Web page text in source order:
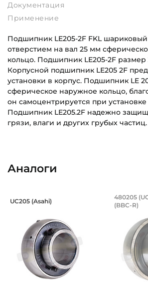
Применение
Документация
Подшипник LE205-2F FKL
отверстием на вал 25 мм
кольцо. Подшипник LE205-2F размер
Корпусной подшипник LE205 2F
установки в корпус. Подшипник LE
сферическое наружное кольцо,
он самоцентрируется при установке
Подшипник LE205.2F надежно
грязи, влаги и других грубых частиц.
Наружный диаметр (D):
Ширина внутреннего кольца (B):
Ширина наружного кольца (С):
15 мм
Ширина в сборе (Монтажная):
Категория:
Аналоги
Подшипник 25х52х34,1/
Подшипник UC 205 Asahi -
UC205 (Asahi)
480205
(BBC-R)